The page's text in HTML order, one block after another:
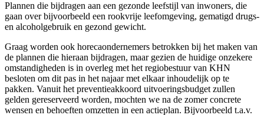
Plannen die bijdragen aan een gezonde leefstijl van inwoners, die
gaan over bijvoorbeeld een rookvrije leefomgeving, gematigd drugs-
en alcoholgebruik en gezond gewicht.
Graag worden ook horecaondernemers betrokken bij het maken van
de plannen die hieraan bijdragen, maar gezien de huidige onzekere
omstandigheden is in overleg met het regiobestuur van KHN
besloten om dit pas in het najaar met elkaar inhoudelijk op te
pakken. Vanuit het preventieakkoord uitvoeringsbudget zullen
gelden gereserveerd worden, mochten we na de zomer concrete
wensen en behoeften omzetten in een actieplan. Bijvoorbeeld t.a.v.